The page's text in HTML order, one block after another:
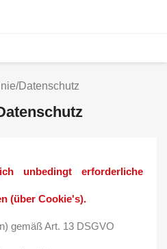
Datenschutz
unbedingt erforderliche
(über Cookie's).
gemäß Art. 13 DSGVO